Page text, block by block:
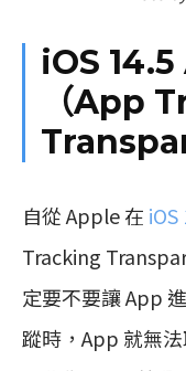
iOS
（App
自從 Apple 在 iOS
Tracking
定要不要讓 App
蹤時，App 就無